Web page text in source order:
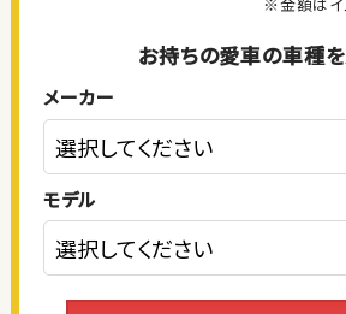
お持ちの愛車の車種を
メーカー
モデル